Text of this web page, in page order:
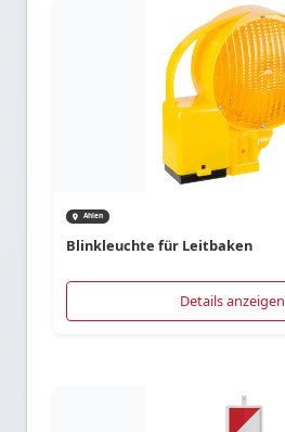
Ahlen
Blinkleuchte für Leitbaken
Details anzeigen